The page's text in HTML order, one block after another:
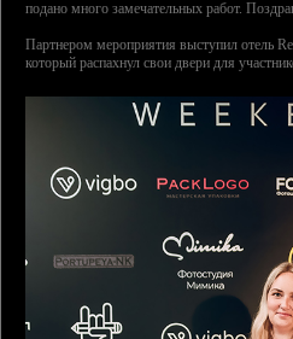
подано много замечательных работ.
Партнером мероприятия выступил отель
который распахнул свои двери для